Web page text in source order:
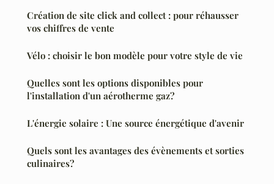
Création de site click and collect : pour réhausser
vos chiffres de vente
Vélo : choisir le bon modèle pour votre style de vie
Quelles sont les options disponibles pour
l'installation d'un aérotherme gaz?
L'énergie solaire : Une source énergétique d'avenir
Quels sont les avantages des évènements et sorties
culinaires?